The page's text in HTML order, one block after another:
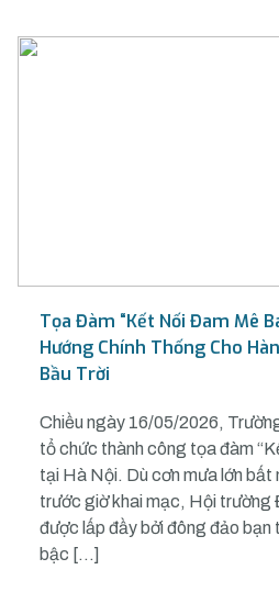
Tọa Đàm “Kết Nối Đam Mê
Hướng Chính Thống Cho
Bầu Trời
Chiều ngày 16/05/2026,
tổ chức thành công tọa đàm
tại Hà Nội. Dù cơn mưa lớn bất
trước giờ khai mạc, Hội trường
được lấp đầy bởi đông đảo bạn
bậc […]